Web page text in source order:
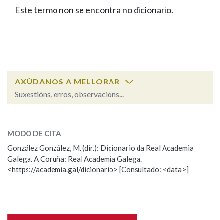
FIGURAS HOMENAXEADAS
PORTAL DAS PALABRAS
Facebook
TwitterYoutubeInstagram
Bluesky
BUSCAR NOS LEMAS
Remata por
BUSCAR NO CONTIDO
Nas definicións
Este termo non se encontra no dicionario.
AXÚDANOS A MELLORAR
Suxestións, erros, observacións...
Observación
Nome
MODO DE CITA
González González, M. (dir.): Dicionario da Real Academia
Galega. A Coruña: Real Academia Galega.
<https://academia.gal/dicionario> [Consultado: <data>]